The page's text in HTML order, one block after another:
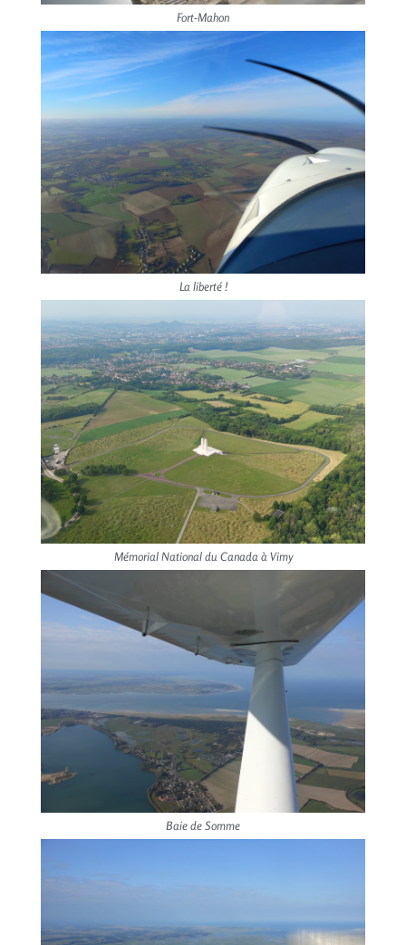
Fort-Mahon
La liberté !
Mémorial National du Canada à Vimy
Baie de Somme